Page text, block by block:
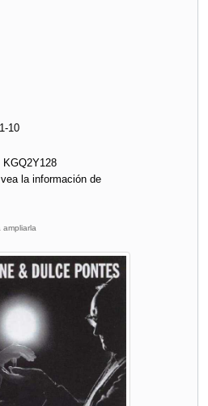
10
KGQ2Y128
la información de
ampliarla